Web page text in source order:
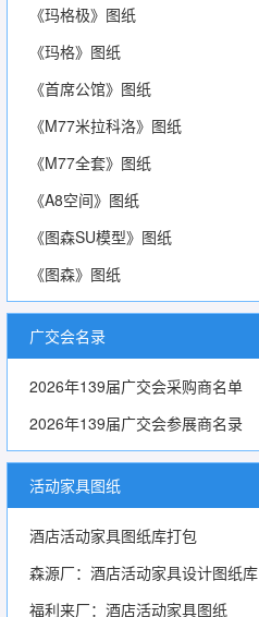
《玛格极》图纸
《玛格》图纸
《首席公馆》图纸
《M77米拉科洛》图纸
《M77全套》图纸
《A8空间》图纸
《图森SU模型》图纸
《图森》图纸
广交会名录
2026年139届广交会采购商名单
2026年139届广交会参展商名录
活动家具图纸
酒店活动家具图纸库打包
森源厂：酒店活动家具设计图纸库
福利来厂：酒店活动家具图纸